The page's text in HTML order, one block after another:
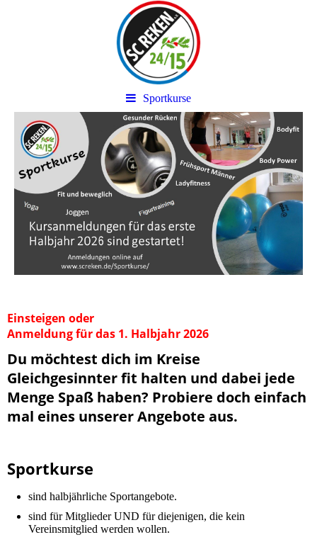
Sportkurse
Einsteigen oder
Anmeldung für das 1. Halbjahr 2026
Du möchtest dich im Kreise
Gleichgesinnter fit halten und dabei jede
Menge Spaß haben? Probiere doch einfach
mal eines unserer Angebote aus.
Sportkurse
sind halbjährliche Sportangebote.
sind für Mitglieder UND für diejenigen, die kein
Vereinsmitglied werden wollen.